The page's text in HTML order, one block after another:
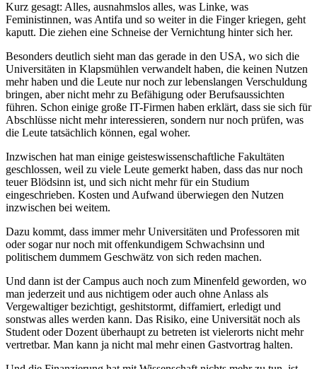
Kurz gesagt: Alles, ausnahmslos alles, was Linke, was
Feministinnen, was Antifa und so weiter in die Finger kriegen, geht
kaputt. Die ziehen eine Schneise der Vernichtung hinter sich her.
Besonders deutlich sieht man das gerade in den USA, wo sich die
Universitäten in Klapsmühlen verwandelt haben, die keinen Nutzen
mehr haben und die Leute nur noch zur lebenslangen Verschuldung
bringen, aber nicht mehr zu Befähigung oder Berufsaussichten
führen. Schon einige große IT-Firmen haben erklärt, dass sie sich für
Abschlüsse nicht mehr interessieren, sondern nur noch prüfen, was
die Leute tatsächlich können, egal woher.
Inzwischen hat man einige geisteswissenschaftliche Fakultäten
geschlossen, weil zu viele Leute gemerkt haben, dass das nur noch
teuer Blödsinn ist, und sich nicht mehr für ein Studium
eingeschrieben. Kosten und Aufwand überwiegen den Nutzen
inzwischen bei weitem.
Dazu kommt, dass immer mehr Universitäten und Professoren mit
oder sogar nur noch mit offenkundigem Schwachsinn und
politischem dummem Geschwätz von sich reden machen.
Und dann ist der Campus auch noch zum Minenfeld geworden, wo
man jederzeit und aus nichtigem oder auch ohne Anlass als
Vergewaltiger bezichtigt, geshitstormt, diffamiert, erledigt und
sonstwas alles werden kann. Das Risiko, eine Universität noch als
Student oder Dozent überhaupt zu betreten ist vielerorts nicht mehr
vertretbar. Man kann ja nicht mal mehr einen Gastvortrag halten.